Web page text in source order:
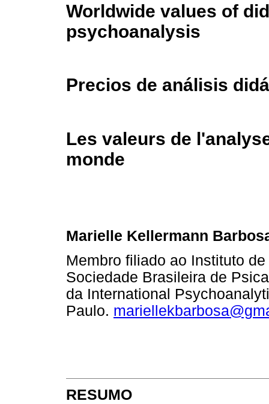
Worldwide values of
psychoanalysis
Precios de análisis
Les valeurs de
monde
Marielle Kellermann
Membro filiado ao Instituto
Sociedade Brasileira de
da International
Paulo.
RESUMO